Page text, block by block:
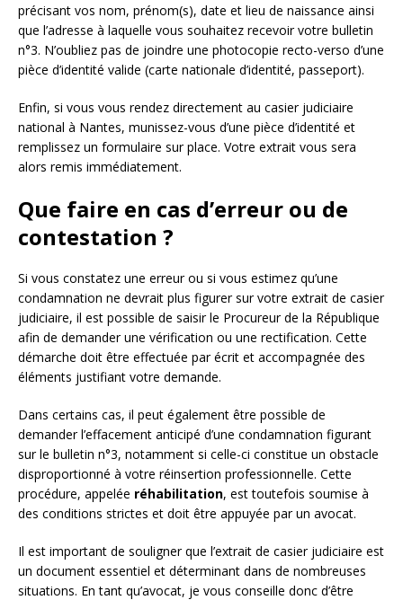
précisant vos nom, prénom(s), date et lieu de naissance ainsi
que l’adresse à laquelle vous souhaitez recevoir votre bulletin
n°3. N’oubliez pas de joindre une photocopie recto-verso d’une
pièce d’identité valide (carte nationale d’identité, passeport).
Enfin, si vous vous rendez directement au casier judiciaire
national à Nantes, munissez-vous d’une pièce d’identité et
remplissez un formulaire sur place. Votre extrait vous sera
alors remis immédiatement.
Que faire en cas d’erreur ou de
contestation ?
Si vous constatez une erreur ou si vous estimez qu’une
condamnation ne devrait plus figurer sur votre extrait de casier
judiciaire, il est possible de saisir le Procureur de la République
afin de demander une vérification ou une rectification. Cette
démarche doit être effectuée par écrit et accompagnée des
éléments justifiant votre demande.
Dans certains cas, il peut également être possible de
demander l’effacement anticipé d’une condamnation figurant
sur le bulletin n°3, notamment si celle-ci constitue un obstacle
disproportionné à votre réinsertion professionnelle. Cette
procédure, appelée réhabilitation, est toutefois soumise à
des conditions strictes et doit être appuyée par un avocat.
Il est important de souligner que l’extrait de casier judiciaire est
un document essentiel et déterminant dans de nombreuses
situations. En tant qu’avocat, je vous conseille donc d’être